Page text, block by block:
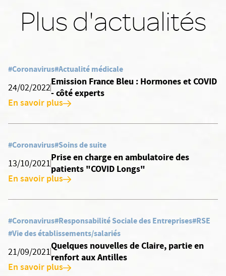
Plus d'actualités
#Coronavirus#Actualité médicale
24/02/2022
Emission France Bleu : Hormones et COVID
- côté experts
En savoir plus
#Coronavirus#Soins de suite
13/10/2021
Prise en charge en ambulatoire des
patients "COVID Longs"
En savoir plus
#Coronavirus#Responsabilité Sociale des Entreprises#RSE
#Vie des établissements/salariés
21/09/2021
Quelques nouvelles de Claire, partie en
renfort aux Antilles
En savoir plus